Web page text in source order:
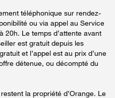
téléphonique sur rendez-
ou via appel au Service
20h. Le temps d’attente avant
est gratuit depuis les
et l’appel est au prix d’une
détenue, ou décompté du
la propriété d’Orange. Le